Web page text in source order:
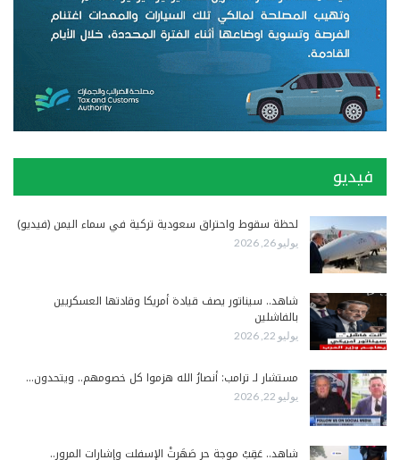
فيديو
لحظة سقوط واحتراق سعودية تركية في سماء اليمن (فيديو)
يوليو 26, 2026
شاهد.. سيناتور يصف قيادة أمريكا وقادتها العسكريين
بالفاشلين
يوليو 22, 2026
مستشار لـ ترامب: أنصارُ الله هزموا كل خصومهم.. ويتحدون…
يوليو 22, 2026
شاهد.. عَقِبْ موجة حر صَهَرتْ الإسفلت وإشارات المرور..